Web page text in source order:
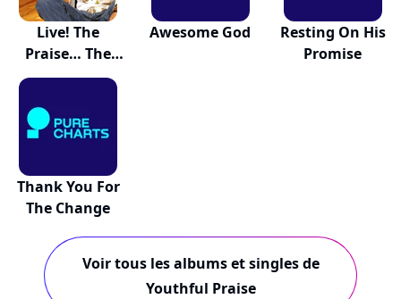
Live! The
Praise… The
Worship
Awesome God
Resting On His
Promise
Thank You For
The Change
Voir tous les albums et singles de
Youthful Praise